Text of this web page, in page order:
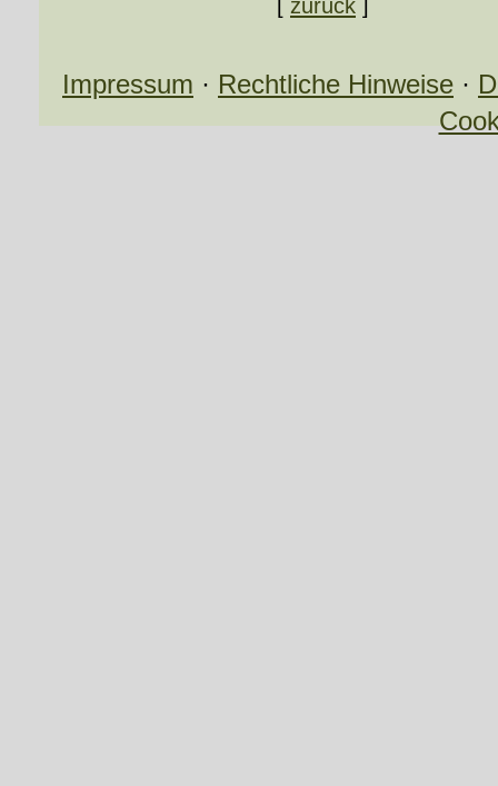
[ zurück ]
Impressum · Rechtliche Hinweise ·